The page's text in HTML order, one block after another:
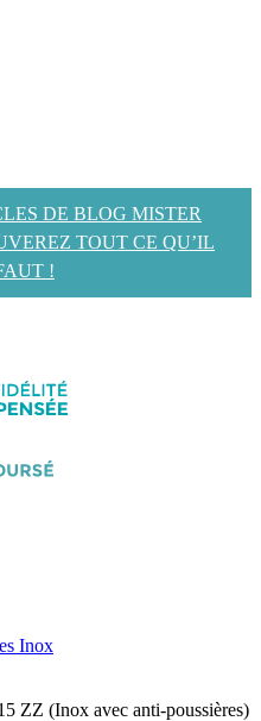
DE BLOG MISTER
TOUT CE QU’IL
!
Inox
ZZ (Inox avec anti-poussières)